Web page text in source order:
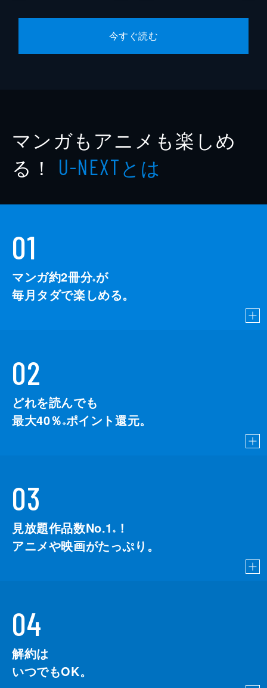
今すぐ読む
マンガもアニメも楽しめ
る！ U-NEXTとは
01
マンガ約2冊分※が
毎月タダで楽しめる。
02
どれを読んでも
最大40％ ※ポイント還元。
03
見放題作品数No.1 ※
！
アニメや映画がたっぷり。
04
解約は
いつでもOK。